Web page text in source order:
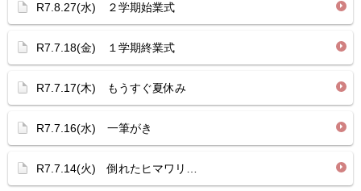
R7.8.27(水) ２学期始業式
R7.7.18(金) １学期終業式
R7.7.17(木) もうすぐ夏休み
R7.7.16(水) 一筆がき
R7.7.14(火) 倒れたヒマワリ…